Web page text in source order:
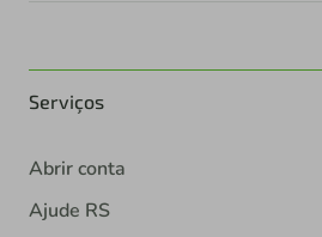
Serviços
Abrir conta
Ajude RS